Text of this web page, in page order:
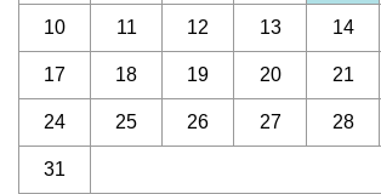
10 11 12 13 14
17 18 19 20 21
24 25 26 27 28
31